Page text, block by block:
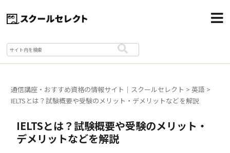
通信講座・おすすめ資格の情報サイト｜スクールセレクト >英語 >
IELTSとは？試験概要や受験のメリット・デメリットなどを解説
IELTSとは？試験概要や受験のメリット・
デメリットなどを解説